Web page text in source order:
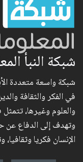
شبكة النبأ
شبكة واسعة متعددة
في الفكر والثقافة
والعلوم وغيرها،
وتهدف إلى الدفاع عن
الإنسان فكريا وثقافيا،